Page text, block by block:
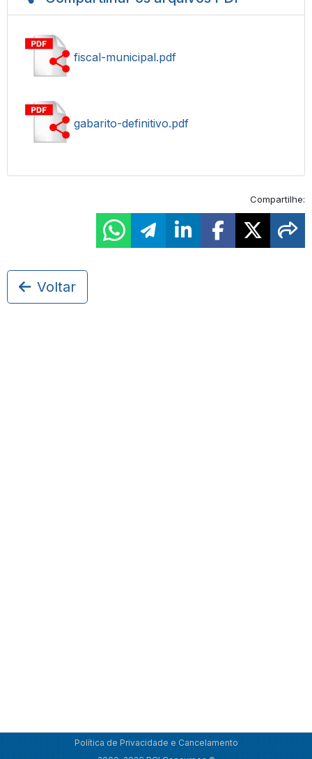
fiscal-municipal.pdf
gabarito-definitivo.pdf
Compartilhe:
Voltar
Política de Privacidade e Cancelamento